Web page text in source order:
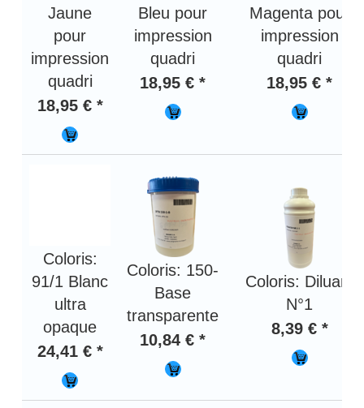
Jaune
pour
impression
quadri
18,95 € *
Bleu pour
impression
quadri
18,95 € *
Magenta pour
impression
quadri
18,95 € *
Coloris:
91/1 Blanc
ultra
opaque
24,41 € *
Coloris: 150-
Base
transparente
10,84 € *
Coloris: Diluant
N°1
8,39 € *